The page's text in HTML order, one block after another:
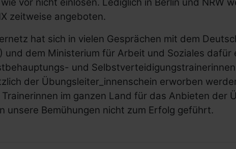
IX zeitweise angeboten.
hat sich in vielen Gesprächen mit dem
und dem Ministerium für Arbeit und Soziales
und
der Übungsleiter_innenschein erworben
Trainerinnen im ganzen Land für das Anbieten der
unsere Bemühungen nicht zum Erfolg geführt.